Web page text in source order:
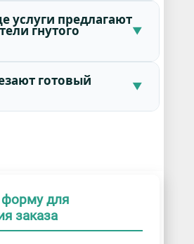
услуги предлагают
гнутого
готовый
для
заказа